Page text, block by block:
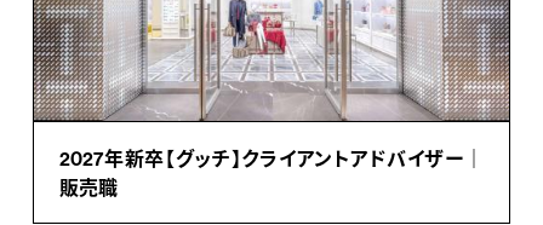
2027年新卒【グッチ】クライアントアドバイザー｜
販売職